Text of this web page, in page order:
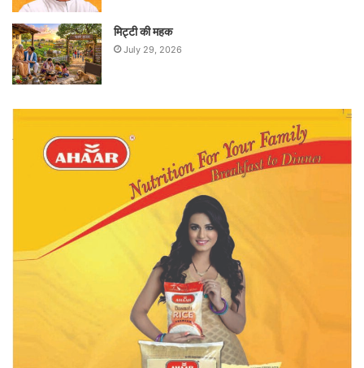
मिट्टी की महक
July 29, 2026